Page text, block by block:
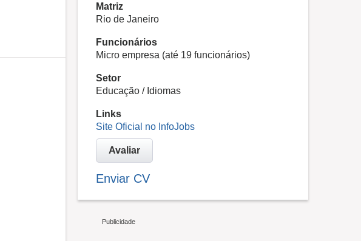
Matriz
Rio de Janeiro
Funcionários
Micro empresa (até 19 funcionários)
Setor
Educação / Idiomas
Links
Site Oficial no InfoJobs
Avaliar
Enviar CV